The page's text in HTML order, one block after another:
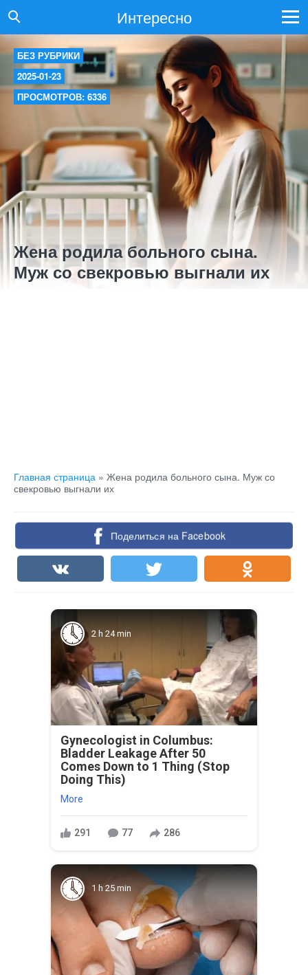
Интересно
БЕЗ РУБРИКИ
2025-01-23
ПРОСМОТРОВ: 6336
Жена родила больного сына.
Муж со свекровью выгнали их
Главная страница » Жена родила больного сына. Муж со
свекровью выгнали их
Поделиться на Facebook
2 h 24 min
Gynecologist in Columbus:
Bladder Leakage After 50
Comes Down to 1 Thing (Stop
Doing This)
More
291 77 286
1 h 25 min